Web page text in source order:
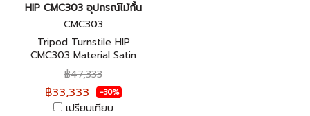
HIP CMC303 อุปกรณ์ไม้กั้น
CMC303
Tripod Turnstile HIP
CMC303 Material Satin
Stainless Steel 304 ประกัน
ศูนย์ไทย 2 ปี
฿47,333
฿33,333 -30%
เปรียบเทียบ